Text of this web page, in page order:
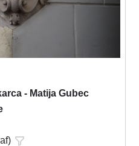
- Matija Gubec